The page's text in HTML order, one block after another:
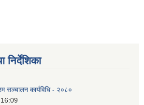
सञ्चालन कार्यविधि - २०८०